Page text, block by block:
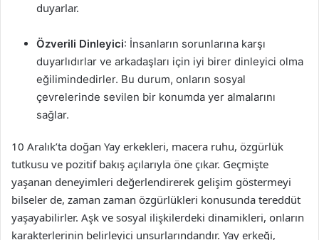
duyarlar.
Özverili Dinleyici: İnsanların sorunlarına karşı
duyarlıdırlar ve arkadaşları için iyi birer dinleyici olma
eğilimindedirler. Bu durum, onların sosyal
çevrelerinde sevilen bir konumda yer almalarını
sağlar.
10 Aralık’ta doğan Yay erkekleri, macera ruhu, özgürlük
tutkusu ve pozitif bakış açılarıyla öne çıkar. Geçmişte
yaşanan deneyimleri değerlendirerek gelişim göstermeyi
bilseler de, zaman zaman özgürlükleri konusunda tereddüt
yaşayabilirler. Aşk ve sosyal ilişkilerdeki dinamikleri, onların
karakterlerinin belirleyici unsurlarındandır. Yay erkeği,